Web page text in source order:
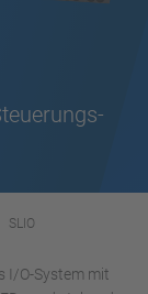
SLIO
I/O-System mit